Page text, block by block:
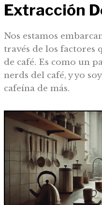
Extracción
Nos estamos
través de los factores
de café. Es como un
nerds del café, y yo
cafeína de más.